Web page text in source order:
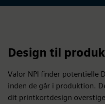
Design til
Valor NPI finder potentielle
inden de går i produktion.
dit printkortdesign